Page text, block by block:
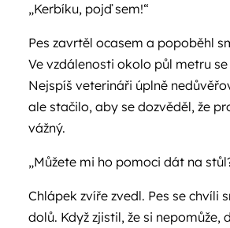
„Kerbíku, pojď sem!“
Pes zavrtěl ocasem a popoběhl
Ve vzdálenosti okolo půl metru
Nejspíš veterináři úplně
ale stačilo, aby se dozvěděl, že
vážný.
„Můžete mi ho pomoci dát na
Chlápek zvíře zvedl. Pes se chvíli
dolů. Když zjistil, že si nepomůže,